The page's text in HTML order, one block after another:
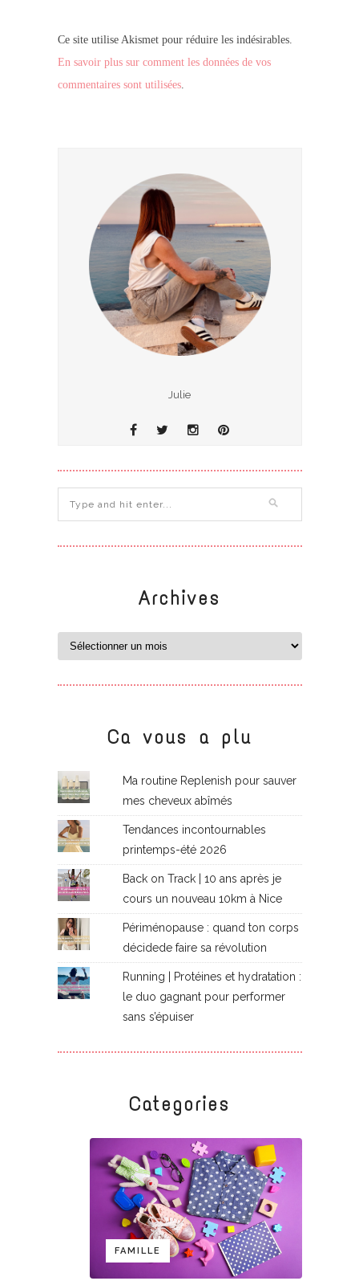
Ce site utilise Akismet pour réduire les indésirables.
En savoir plus sur comment les données de vos
commentaires sont utilisées.
Julie
Archives
Ca vous a plu
Ma routine Replenish pour sauver
mes cheveux abîmés
Tendances incontournables
printemps-été 2026
Back on Track | 10 ans après je
cours un nouveau 10km à Nice
Périménopause : quand ton corps
décidede faire sa révolution
Running | Protéines et hydratation :
le duo gagnant pour performer
sans s’épuiser
Categories
FAMILLE